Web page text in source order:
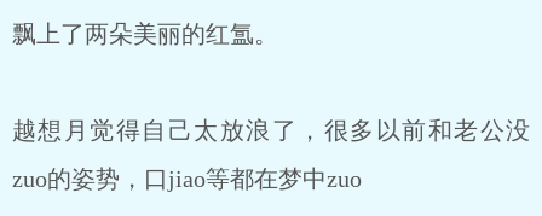
飘上了两朵美丽的红氲。
越想月觉得自己太放浪了，很多以前和老公没
zuo的姿势，口jiao等都在梦中zuo